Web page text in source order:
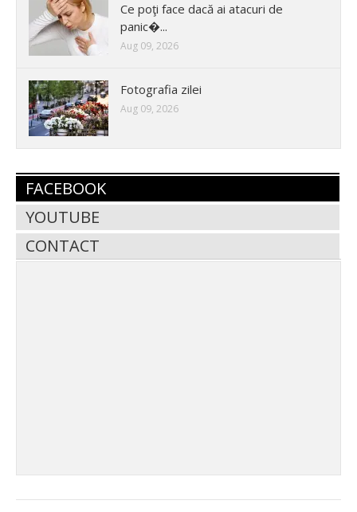
Ce poţi face dacă ai atacuri de
panic�...
Aug 09, 2026
Fotografia zilei
Aug 09, 2026
FACEBOOK
YOUTUBE
CONTACT